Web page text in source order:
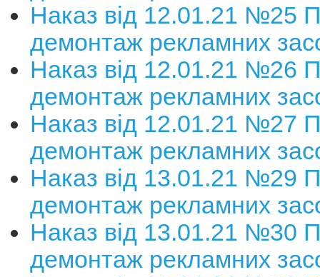
Наказ від 12.01.21 №25
демонтаж рекламних
Наказ від 12.01.21 №26
демонтаж рекламних
Наказ від 12.01.21 №27
демонтаж рекламних
Наказ від 13.01.21 №29
демонтаж рекламних
Наказ від 13.01.21 №30
демонтаж рекламних